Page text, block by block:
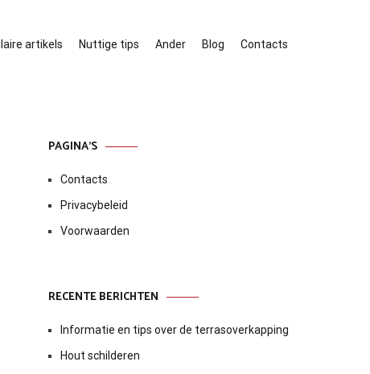
artikels Nuttige tips Ander Blog Contacts
PAGINA’S
Contacts
Privacybeleid
Voorwaarden
RECENTE BERICHTEN
Informatie en tips over de terrasoverkapping
Hout schilderen